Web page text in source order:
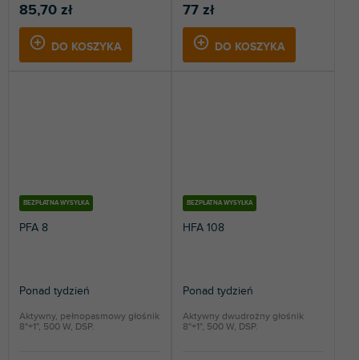
85,70 zł
DO KOSZYKA
77 zł
DO KOSZYKA
BEZPŁATNA WYSYŁKA
PFA 8
Ponad tydzień
Aktywny, pełnopasmowy głośnik
8"+1", 500 W, DSP.
BEZPŁATNA WYSYŁKA
HFA 108
Ponad tydzień
Aktywny dwudrożny głośnik
8"+1", 500 W, DSP.